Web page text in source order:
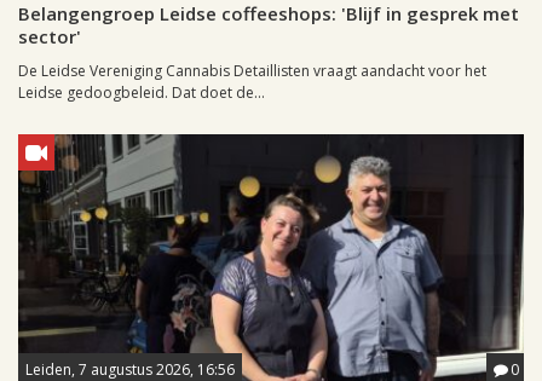
Belangengroep Leidse coffeeshops: 'Blijf in gesprek met
sector'
De Leidse Vereniging Cannabis Detaillisten vraagt aandacht voor het
Leidse gedoogbeleid. Dat doet de...
Leiden, 7 augustus 2026, 16:56 0